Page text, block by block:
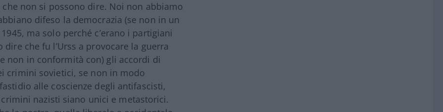
non si possono dire. Noi non abbiamo
difeso la democrazia (se non in un
ma solo perché c’erano i partigiani
che fu l’Urss a provocare la guerra
non in conformità con) gli accordi di
crimini sovietici, se non in modo
alle coscienze degli antifascisti,
nazisti siano unici e metastorici.